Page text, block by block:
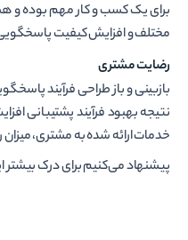
برای یک کسب و کار مهم بوده و
مختلف و افزایش کیفیت
رضایت مشتری
خدمات ارائه شده به مشتری، میزان
پیشنهاد می‌کنیم برای درک بیشتر